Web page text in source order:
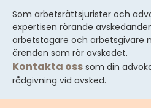
Som arbetsrättsjurister och
expertisen rörande
arbetstagare och arbetsgivare
ärenden som rör avskedet.
Kontakta oss som din
rådgivning vid avsked.